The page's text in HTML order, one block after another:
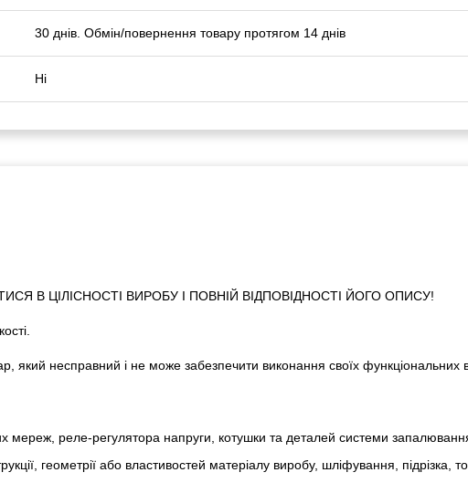
30 днів. Обмін/повернення товару протягом 14 днів
Ні
В ЦІЛІСНОСТІ ВИРОБУ І ПОВНІЙ ВІДПОВІДНОСТІ ЙОГО ОПИСУ!
який несправний і не може забезпечити виконання своїх функціональних
мереж, реле-регулято­ра напруги, котушки та деталей системи
геометрії або властивостей матеріалу виробу, шліфування, підрізка,